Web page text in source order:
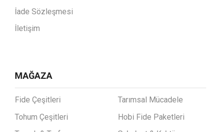
İade Sözleşmesi
İletişim
MAĞAZA
Fide Çeşitleri
Tohum Çeşitleri
Tarımsal Mücadele
Hobi Fide Paketleri